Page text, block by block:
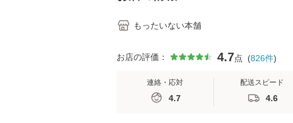
もったいない本舗
お店の評価： 4.7点 (826件)
連絡・応対
4.7
配送スピード
4.6